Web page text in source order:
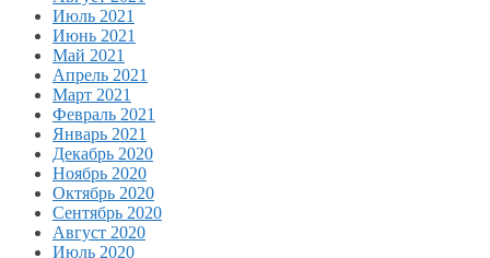
Июль 2021
Июнь 2021
Май 2021
Апрель 2021
Март 2021
Февраль 2021
Январь 2021
Декабрь 2020
Ноябрь 2020
Октябрь 2020
Сентябрь 2020
Август 2020
Июль 2020